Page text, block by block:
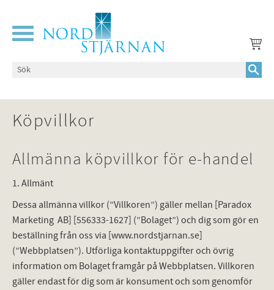
Meny
Köpvillkor
Allmänna köpvillkor för e-handel
1. Allmänt
Dessa allmänna villkor (”Villkoren”) gäller mellan [Paradox
Marketing AB] [556333-1627] (”Bolaget”) och dig som gör en
beställning från oss via [www.nordstjarnan.se]
(”Webbplatsen”). Utförliga kontaktuppgifter och övrig
information om Bolaget framgår på Webbplatsen. Villkoren
gäller endast för dig som är konsument och som genomför